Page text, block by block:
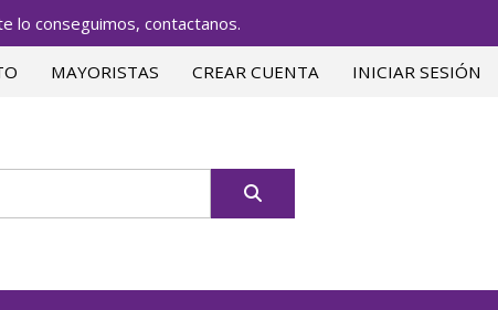
lo conseguimos, contactanos.
MAYORISTAS CREAR CUENTA INICIAR SESIÓN